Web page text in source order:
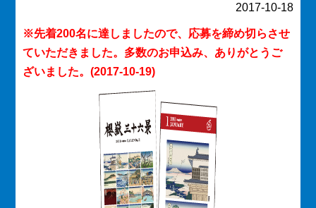
2017-10-18
※先着200名に達しましたので、応募を締め切らさせ
ていただきました。多数のお申込み、ありがとうご
ざいました。(2017-10-19)